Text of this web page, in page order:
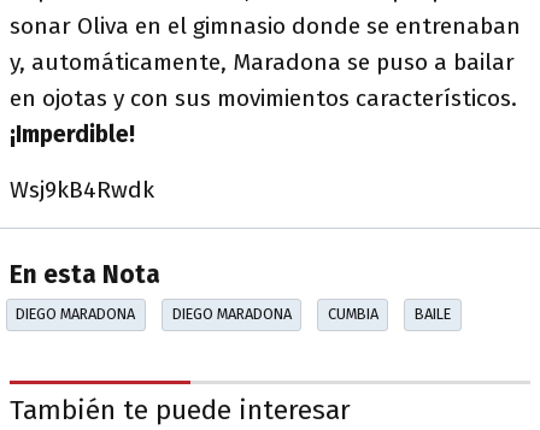
sonar Oliva en el gimnasio donde se entrenaban
y, automáticamente, Maradona se puso a bailar
en ojotas y con sus movimientos característicos.
¡Imperdible!
Wsj9kB4Rwdk
En esta Nota
DIEGO MARADONA DIEGO MARADONA CUMBIA BAILE
También te puede interesar